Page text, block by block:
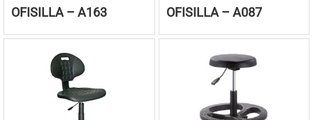
OFISILLA – A163 OFISILLA – A087